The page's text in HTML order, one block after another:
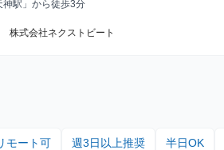
神駅」から徒歩3分
株式会社ネクストビート
モート可 週3日以上推奨 半日OK